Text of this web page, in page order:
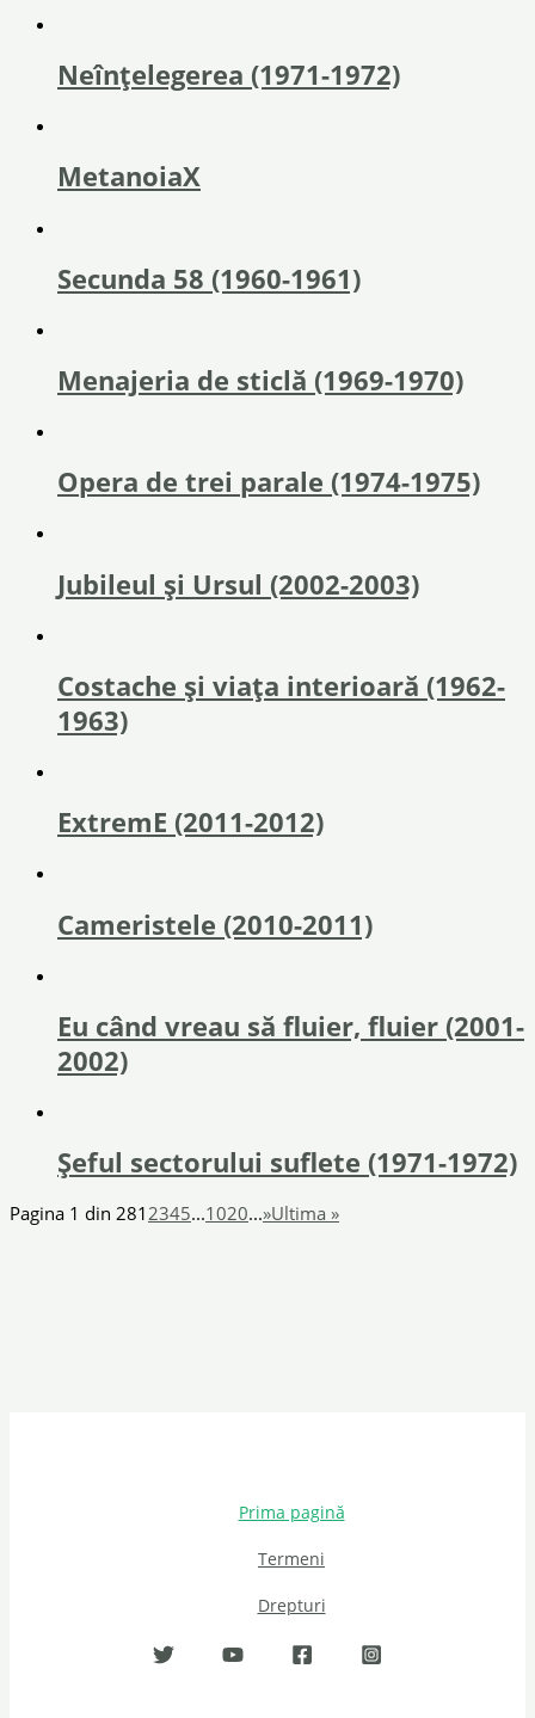
Neînțelegerea (1971-1972)
MetanoiaX
Secunda 58 (1960-1961)
Menajeria de sticlă (1969-1970)
Opera de trei parale (1974-1975)
Jubileul și Ursul (2002-2003)
Costache și viața interioară (1962-
1963)
ExtremE (2011-2012)
Cameristele (2010-2011)
Eu când vreau să fluier, fluier (2001-
2002)
Șeful sectorului suflete (1971-1972)
Pagina 1 din 2812345...1020...»Ultima »
Prima pagină
Termeni
Drepturi